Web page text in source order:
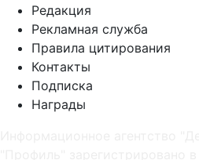
Редакция
Рекламная служба
Правила цитирования
Контакты
Подписка
Награды